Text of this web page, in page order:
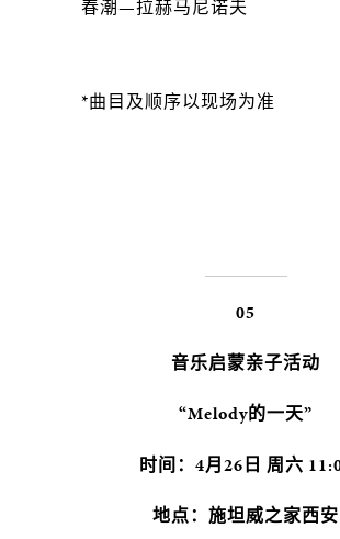
春潮—拉赫马尼诺夫
*曲目及顺序以现场为准
05
音乐启蒙亲子活动
“Melody的一天”
时间：4月26日 周六
地点：施坦威之家西安